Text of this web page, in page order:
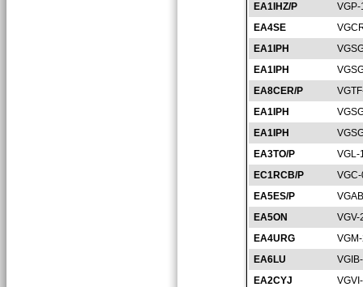
EA1IHZ/P
EA4SE
EA1IPH
EA1IPH
EA8CER/P
EA1IPH
EA1IPH
EA3TO/P
VGL-
EC1RCB/P
EA5ES/P
EA5ON
VGV-
EA4URG
EA6LU
EA2CYJ